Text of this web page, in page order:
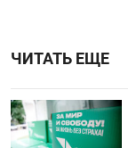
ЧИТАТЬ ЕЩЕ